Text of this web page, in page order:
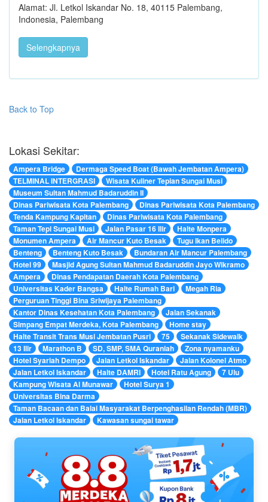
Alamat: Jl. Letkol Iskandar No. 18, 40115 Palembang,
Indonesia, Palembang
Selengkapnya
Back to Top
Lokasi Sekitar:
Ampera Bridge
Dermaga Speed Boat (Bawah Jembatan Ampera)
TELMINAL INTERGRASI
Wisata Kuliner Tepian Sungai Musi
Museum Sultan Mahmud Badaruddin II
Dinas Pariwisata Kota Palembang
Dinas Pariwisata Kota Palembang
Tenda Kampung Kapitan
Dinas Pariwisata Kota Palembang
Taman Tepi Sungai Musi
Jalan Pasar 16 Ilir
Halte Monpera
Monumen Ampera
Air Mancur Kuto Besak
Tugu Ikan Belido
Benteng
Benteng Kuto Besak
Bundaran Air Mancur Palembang
Hotel 99
Masjid Agung Sultan Mahmud Badaruddin Jayo Wikramo
Ampera
Dinas Pendapatan Daerah Kota Palembang
Universitas Kader Bangsa
Halte Rumah Bari
Megah Ria
Perguruan Tinggi Bina Sriwijaya Palembang
Kantor Dinas Kesehatan Kota Palembang
Jalan Sekanak
Simpang Empat Merdeka, Kota Palembang
Home stay
Halte Transit Trans Musi Jembatan Pusri
75
Sekanak Sidewalk
13 Ilir
Marathon B SD, SMP, SMA Quraniah
Zona nyamanku
Hotel Syariah Dempo
Jalan Letkol Iskandar
Jalan Kolonel Atmo
Jalan Letkol Iskandar
Halte DAMRI Hotel Ratu Agung
7 Ulu
Kampung Wisata Al Munawar
Hotel Surya 1
Universitas Bina Darma
Taman Bacaan dan Balai Masyarakat Berpenghasilan Rendah (MBR)
Jalan Letkol Iskandar
Kawasan sungai tawar